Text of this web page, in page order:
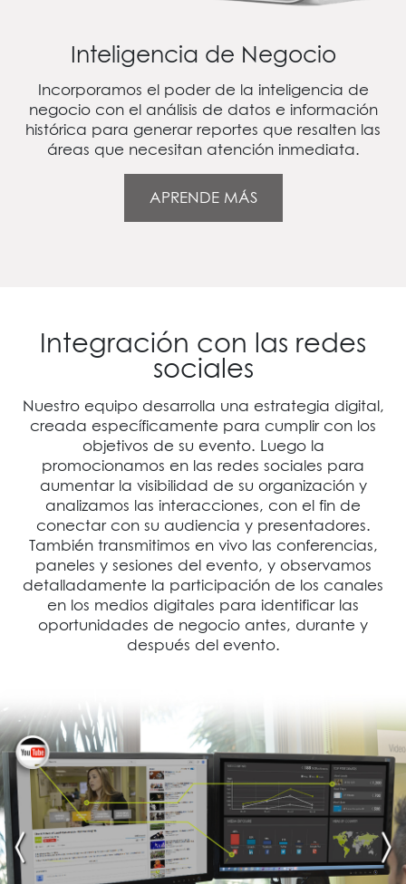
Inteligencia de Negocio
Incorporamos el poder de la inteligencia de
negocio con el análisis de datos e información
histórica para generar reportes que resalten las
áreas que necesitan atención inmediata.
APRENDE MÁS
Integración con las redes
sociales
Nuestro equipo desarrolla una estrategia digital,
creada específicamente para cumplir con los
objetivos de su evento. Luego la
promocionamos en las redes sociales para
aumentar la visibilidad de su organización y
analizamos las interacciones, con el fin de
conectar con su audiencia y presentadores.
También transmitimos en vivo las conferencias,
paneles y sesiones del evento, y observamos
detalladamente la participación de los canales
en los medios digitales para identificar las
oportunidades de negocio antes, durante y
después del evento.